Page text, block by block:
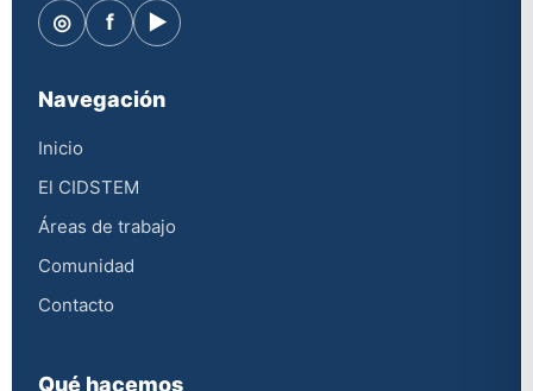
◎ f ▶
Navegación
Inicio
El CIDSTEM
Áreas de trabajo
Comunidad
Contacto
Qué hacemos